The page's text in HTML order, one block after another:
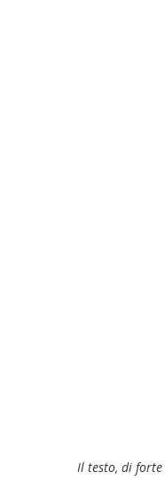
Il testo, di